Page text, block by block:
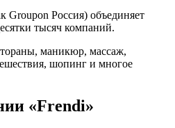
Groupon Россия) объединяет
тысяч компаний.
маникюр, массаж,
шопинг и многое
«Frendi»